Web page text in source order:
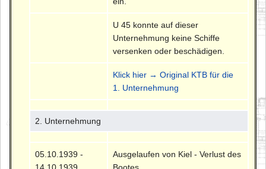
U 45 konnte auf dieser
Unternehmung keine Schiffe
versenken oder beschädigen.
Klick hier → Original KTB für die
1. Unternehmung
2. Unternehmung
05.10.1939 -
Ausgelaufen von Kiel - Verlust des